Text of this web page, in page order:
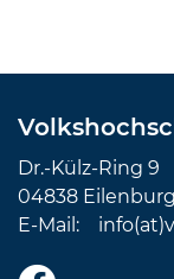
Dr.-Külz-Ring 9
04838 Eilenburg
E-Mail: